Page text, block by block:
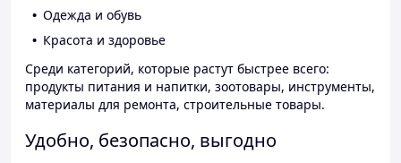
Одежда и обувь
Красота и здоровье
Среди категорий, которые растут быстрее всего:
продукты питания и напитки, зоотовары, инструменты,
материалы для ремонта, строительные товары.
Удобно, безопасно, выгодно